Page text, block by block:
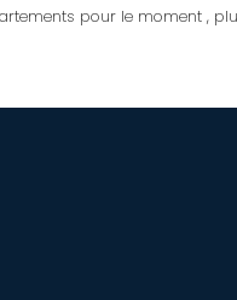
pour le moment ,